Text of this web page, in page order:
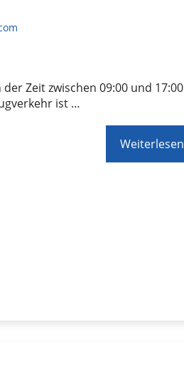
Zeit zwischen 09:00 und 17:00
ist …
Weiterlesen